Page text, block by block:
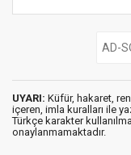
UYARI: Küfür, hakaret,
içeren, imla kuralları ile
Türkçe karakter
onaylanmamaktadır.